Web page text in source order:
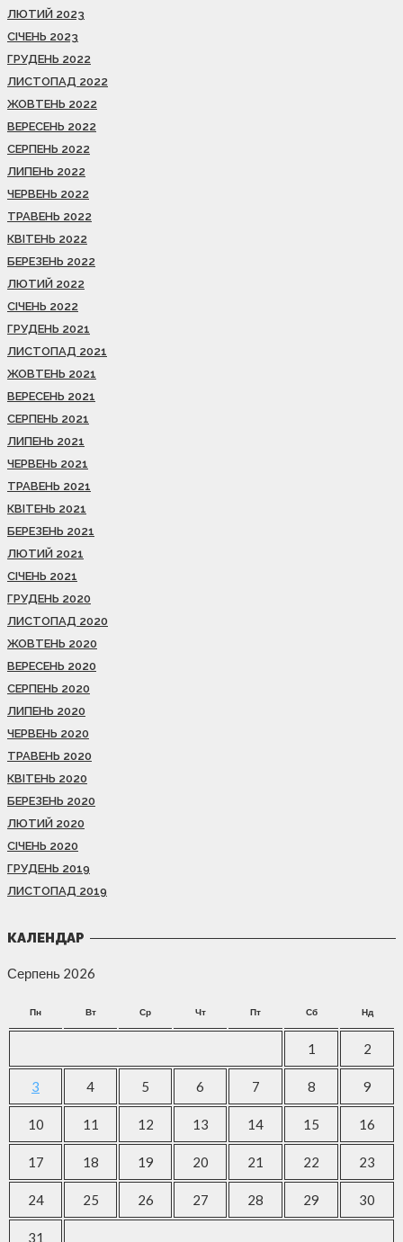
ЛЮТИЙ 2023
СІЧЕНЬ 2023
ГРУДЕНЬ 2022
ЛИСТОПАД 2022
ЖОВТЕНЬ 2022
ВЕРЕСЕНЬ 2022
СЕРПЕНЬ 2022
ЛИПЕНЬ 2022
ЧЕРВЕНЬ 2022
ТРАВЕНЬ 2022
КВІТЕНЬ 2022
БЕРЕЗЕНЬ 2022
ЛЮТИЙ 2022
СІЧЕНЬ 2022
ГРУДЕНЬ 2021
ЛИСТОПАД 2021
ЖОВТЕНЬ 2021
ВЕРЕСЕНЬ 2021
СЕРПЕНЬ 2021
ЛИПЕНЬ 2021
ЧЕРВЕНЬ 2021
ТРАВЕНЬ 2021
КВІТЕНЬ 2021
БЕРЕЗЕНЬ 2021
ЛЮТИЙ 2021
СІЧЕНЬ 2021
ГРУДЕНЬ 2020
ЛИСТОПАД 2020
ЖОВТЕНЬ 2020
ВЕРЕСЕНЬ 2020
СЕРПЕНЬ 2020
ЛИПЕНЬ 2020
ЧЕРВЕНЬ 2020
ТРАВЕНЬ 2020
КВІТЕНЬ 2020
БЕРЕЗЕНЬ 2020
ЛЮТИЙ 2020
СІЧЕНЬ 2020
ГРУДЕНЬ 2019
ЛИСТОПАД 2019
КАЛЕНДАР
Серпень 2026
Пн Вт Ср Чт Пт Сб Нд
1 2
3 4 5 6 7 8 9
10 11 12 13 14 15 16
17 18 19 20 21 22 23
24 25 26 27 28 29 30
31